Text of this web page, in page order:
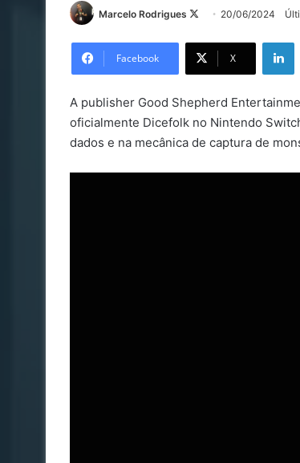
Marcelo Rodrigues
Follow
X
20/06/2024
Facebook X
A publisher Good Shepherd
oficialmente Dicefolk no Nintendo
dados e na mecânica de captura de